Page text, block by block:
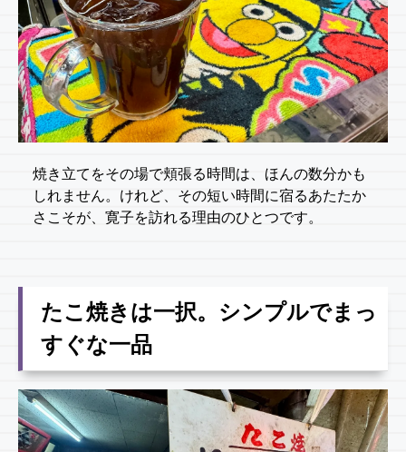
焼き立てをその場で頬張る時間は、ほんの数分かも
しれません。けれど、その短い時間に宿るあたたか
さこそが、寛子を訪れる理由のひとつです。
たこ焼きは一択。シンプルでまっ
すぐな一品